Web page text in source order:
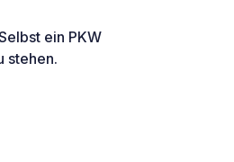
ein PKW
stehen.